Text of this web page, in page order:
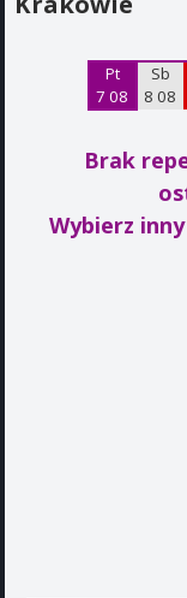
Pt
7 08
Sb
8 08
Brak
Wybierz